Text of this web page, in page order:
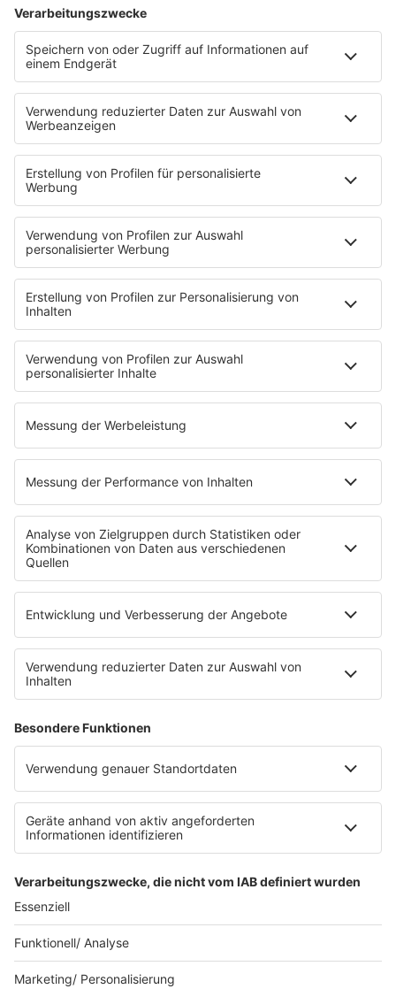
MICHAEL SCHULTE mit LOVESICK
STARTSEITE
SERVICE
Kontakt
Newsletter
Jobs & Praktika
Pressekontakt
Presse & Downloads
Verkehr
Wetter
EMPFANG
Übersicht
radio.de
radioplayer.de
Partner
WERBUNG
Leistungen und Produkte
Mediadaten und Preisliste
Ansprechpartner
RECHTLICHES
Datenschutz
Datenschutzeinstellungen
Datenverarbeitung bei Gewinnspielen
Teilnahmebedingungen
Bildnachweise
KI-Leitlinie
© RADIO REGENBOGEN - Eine Marke der Audiotainment Südwest